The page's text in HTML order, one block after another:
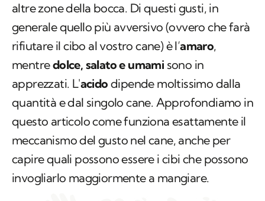
altre zone della bocca. Di questi gusti, in
generale quello più avversivo (ovvero che farà
rifiutare il cibo al vostro cane) è l’amaro,
mentredolce, salato e umami sono in
apprezzati. L'acido dipende moltissimo dalla
quantità e dal singolo cane. Approfondiamo in
questo articolo come funziona esattamente il
meccanismo del gusto nel cane, anche per
capire quali possono essere i cibi che possono
invogliarlo maggiormente a mangiare.